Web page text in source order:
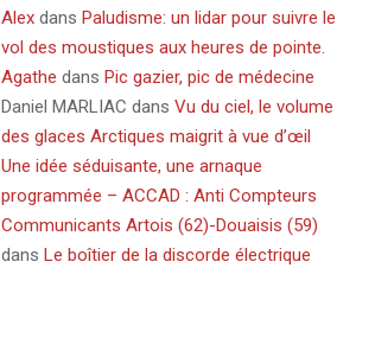
Alexdans Paludisme: un lidar pour suivre le
vol des moustiques aux heures de pointe.
Agathe dans Pic gazier, pic de médecine
Daniel MARLIAC dans Vu du ciel, le volume
des glaces Arctiques maigrit à vue d’œil
Une idée séduisante, une arnaque
programmée – ACCAD : Anti Compteurs
Communicants Artois (62)-Douaisis (59)
dans Le boîtier de la discorde électrique